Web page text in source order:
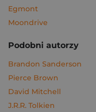
Egmont
Moondrive
Podobni autorzy
Brandon Sanderson
Pierce Brown
David Mitchell
J.R.R. Tolkien